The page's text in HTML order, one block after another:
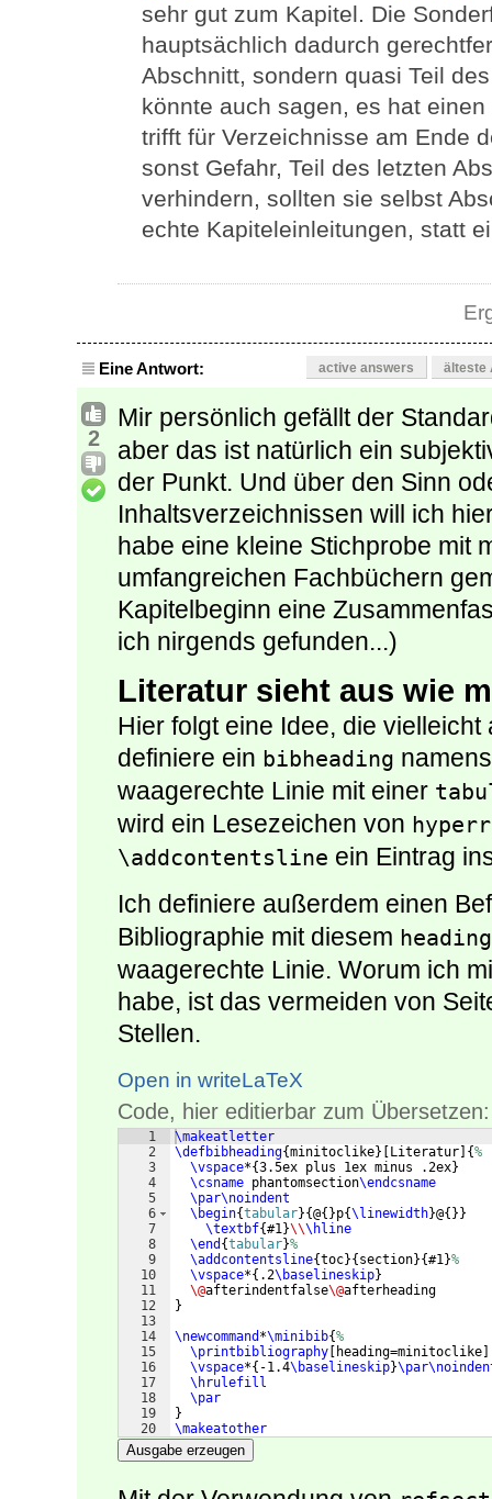
sehr gut zum Kapitel. Die
hauptsächlich dadurch
Abschnitt, sondern quasi Teil
könnte auch sagen, es hat
trifft für Verzeichnisse am Ende
sonst Gefahr, Teil des letzten
verhindern, sollten sie selbst
echte Kapiteleinleitungen, statt
Eine Antwort: active answers älteste
2
Mir persönlich gefällt der
aber das ist natürlich ein
der Punkt. Und über den Sinn
Inhaltsverzeichnissen will ich
habe eine kleine Stichprobe mit
umfangreichen Fachbüchern
Kapitelbeginn eine
ich nirgends gefunden...)
Literatur sieht aus wie
Hier folgt eine Idee, die
definiere ein bibheading
waagerechte Linie mit einer
wird ein Lesezeichen von
\addcontentsline ein Eintrag
Ich definiere außerdem einen
Bibliographie mit diesem heading
waagerechte Linie. Worum ich
habe, ist das vermeiden von
Stellen.
Open in writeLaTeX
Code, hier editierbar zum Übersetzen:
1
2
3
4
5
6
7
8
9
10
11
12
13
14
15
16
17
18
19
20
\makeatletter
\defbibheading{minitoclike} Literatur {%
\vspace*{3.5ex plus 1ex minus .2ex}
\csname phantomsection\endcsname
\par\noindent
\begin{tabular}{@{ }p{\linewidth}@{ }}
\textbf{#1}\\\hline
\end {tabular}%
\addcontentsline{toc}{ section}{#1}%
\vspace*{ .2\baselineskip}
\@afterindentfalse\@afterheading
}
\newcommand *\minibib{%
\printbibliography
heading=minitoclike
\vspace*{ -1.4\baselineskip}
\hrulefill
\par
}
\makeatother
Ausgabe erzeugen